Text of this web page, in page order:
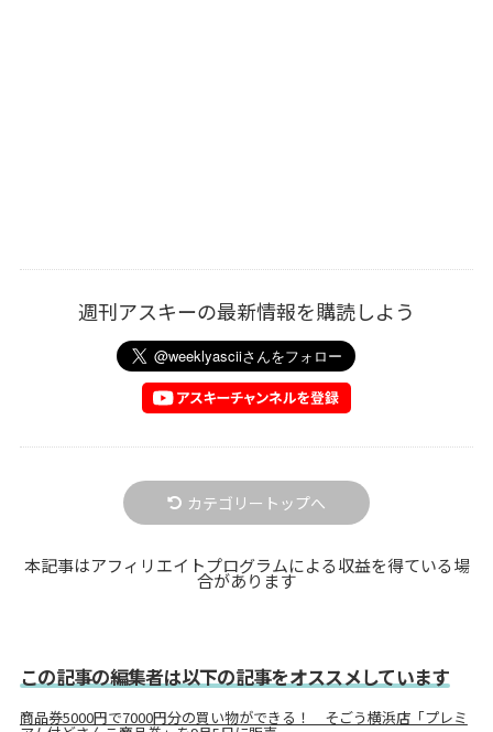
週刊アスキーの最新情報を購読しよう
カテゴリートップへ
本記事はアフィリエイトプログラムによる収益を得ている場
合があります
この記事の編集者は以下の記事をオススメしています
商品券5000円で7000円分の買い物ができる！ そごう横浜店「プレミ